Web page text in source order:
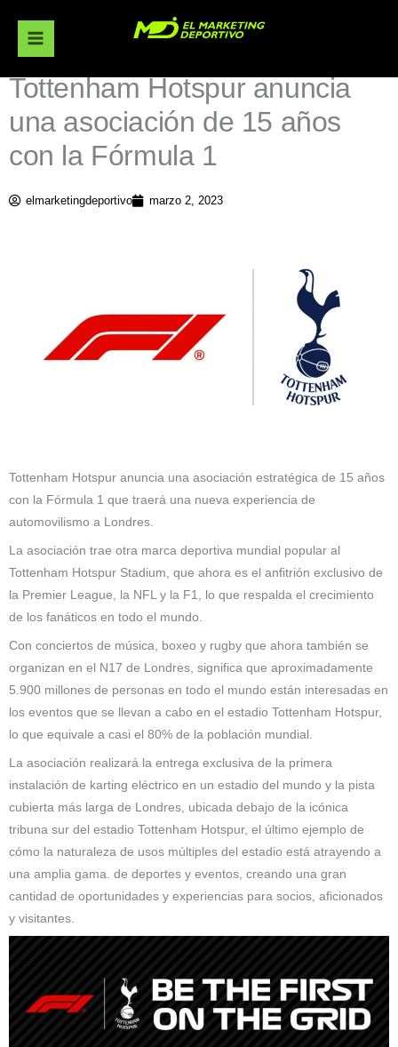
contenido
Tottenham Hotspur anuncia
una asociación de 15 años
con la Fórmula 1
elmarketingdeportivo marzo 2, 2023
Tottenham Hotspur anuncia una asociación estratégica de 15 años
con la Fórmula 1 que traerá una nueva experiencia de
automovilismo a Londres.
La asociación trae otra marca deportiva mundial popular al
Tottenham Hotspur Stadium, que ahora es el anfitrión exclusivo de
la Premier League, la NFL y la F1, lo que respalda el crecimiento
de los fanáticos en todo el mundo.
Con conciertos de música, boxeo y rugby que ahora también se
organizan en el N17 de Londres, significa que aproximadamente
5.900 millones de personas en todo el mundo están interesadas en
los eventos que se llevan a cabo en el estadio Tottenham Hotspur,
lo que equivale a casi el 80% de la población mundial.
La asociación realizará la entrega exclusiva de la primera
instalación de karting eléctrico en un estadio del mundo y la pista
cubierta más larga de Londres, ubicada debajo de la icónica
tribuna sur del estadio Tottenham Hotspur, el último ejemplo de
cómo la naturaleza de usos múltiples del estadio está atrayendo a
una amplia gama. de deportes y eventos, creando una gran
cantidad de oportunidades y experiencias para socios, aficionados
y visitantes.